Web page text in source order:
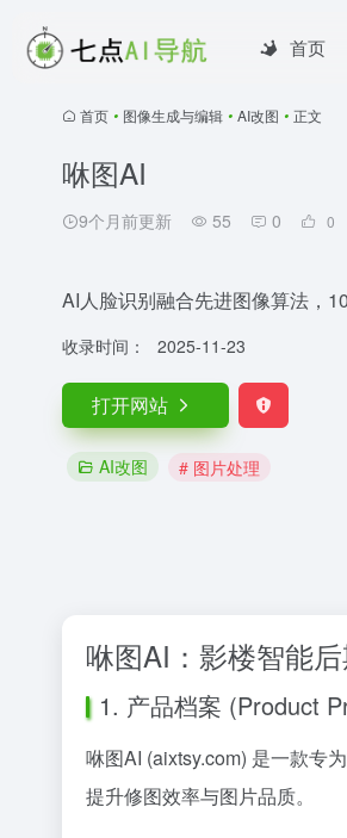
首页
首页 • 图像生成与编辑 • AI改图 • 正文
咻图AI
9个月前更新 55 0 0
AI人脸识别融合先进图像算法，10
收录时间： 2025-11-23
打开网站
AI改图 # 图片处理
咻图AI：影楼智能
1. 产品档案 (Product
咻图AI (aixtsy.com) 是一款专
提升修图效率与图片品质。